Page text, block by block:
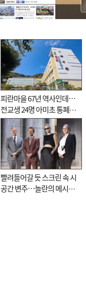
피란마을 67년 역사인데…
전교생 24명 아미초 통폐합
기로
빨려들어갈 듯 스크린 속 시
공간 변주…놀란의 메시지